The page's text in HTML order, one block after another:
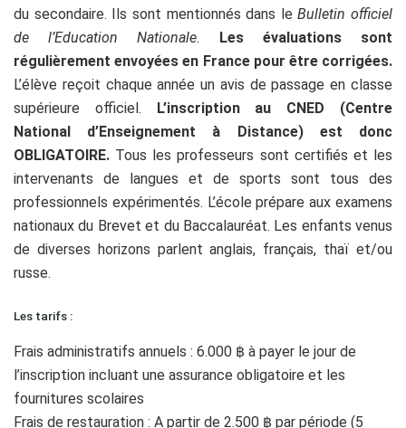
du secondaire. Ils sont mentionnés dans leBulletin officiel
de l’Education Nationale.
Les évaluations sont
régulièrement envoyées en France pour être corrigées.
L’élève reçoit chaque année un avis de passage en classe
supérieure officiel. L’inscription au CNED (Centre
National d’Enseignement à Distance) est donc
OBLIGATOIRE. Tous les professeurs sont certifiés et les
intervenants de langues et de sports sont tous des
professionnels expérimentés. L’école prépare aux examens
nationaux du Brevet et du Baccalauréat. Les enfants venus
de diverses horizons parlent anglais, français, thaï et/ou
russe.
Les tarifs :
Frais administratifs annuels : 6.000 ฿ à payer le jour de
l’inscription incluant une assurance obligatoire et les
fournitures scolaires
Frais de restauration : A partir de 2.500 ฿ par période (5